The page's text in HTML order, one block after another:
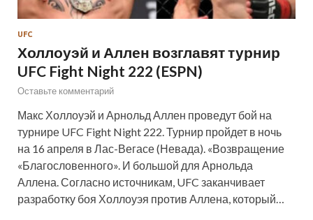
UFC
Холлоуэй и Аллен возглавят турнир
UFC Fight Night 222 (ESPN)
Оставьте комментарий
Макс Холлоуэй и Арнольд Аллен проведут бой на
турнире UFC Fight Night 222. Турнир пройдет в ночь
на 16 апреля в Лас-Вегасе (Невада). «Возвращение
«Благословенного». И большой для Арнольда
Аллена. Согласно источникам, UFC заканчивает
разработку боя Холлоуэя против Аллена, который…